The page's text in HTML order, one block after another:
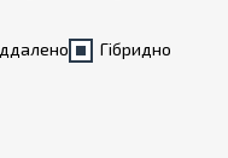
Гiбридно